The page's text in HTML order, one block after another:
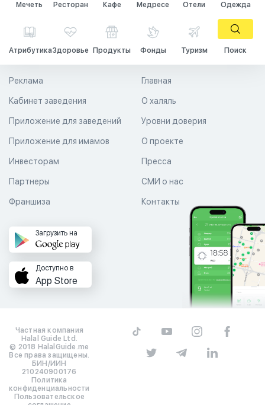
Мечеть Ресторан Кафе Медресе Отели Одежда
АтрибутикаЗдоровье Продукты Фонды Туризм Поиск
Главная
О халяль
Уровни доверия
Реклама
Кабинет заведения
Приложение для заведений
Приложение для имамов О проекте
Пресса
СМИ о нас
Контакты
Инвесторам
Партнеры
Франшиза
Загрузить на
Доступно в
App Store
Частная компания
Halal Guide Ltd.
© 2018 HalalGuide.me
Все права защищены.
БИН/ИИН
210240900176
Политика
конфиденциальности
Пользовательское